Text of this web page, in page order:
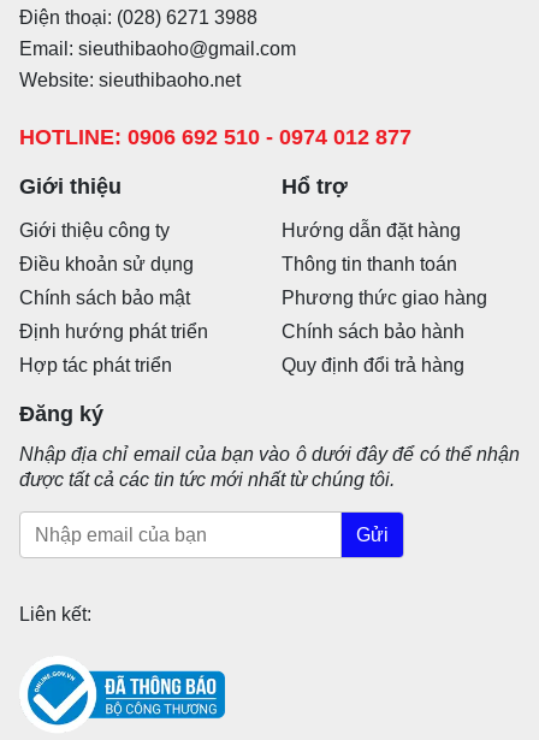
Điện thoại: (028) 6271 3988
Email: sieuthibaoho@gmail.com
Website: sieuthibaoho.net
HOTLINE: 0906 692 510 - 0974 012 877
Giới thiệu
Giới thiệu công ty
Điều khoản sử dụng
Chính sách bảo mật
Định hướng phát triển
Hợp tác phát triển
Hổ trợ
Hướng dẫn đặt hàng
Thông tin thanh toán
Phương thức giao hàng
Chính sách bảo hành
Quy định đổi trả hàng
Đăng ký
Nhập địa chỉ email của bạn vào ô dưới đây để có thể nhận
được tất cả các tin tức mới nhất từ chúng tôi.
Gửi
Liên kết: